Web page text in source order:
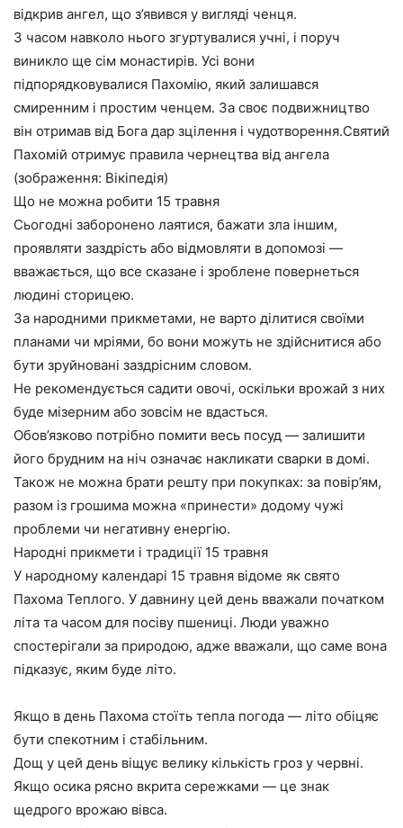
відкрив ангел, що з’явився у вигляді ченця.
З часом навколо нього згуртувалися учні, і поруч
виникло ще сім монастирів. Усі вони
підпорядковувалися Пахомію, який залишався
смиренним і простим ченцем. За своє подвижництво
він отримав від Бога дар зцілення і чудотворення.Святий
Пахомій отримує правила чернецтва від ангела
(зображення: Вікіпедія)
Що не можна робити 15 травня
Сьогодні заборонено лаятися, бажати зла іншим,
проявляти заздрість або відмовляти в допомозі —
вважається, що все сказане і зроблене повернеться
людині сторицею.
За народними прикметами, не варто ділитися своїми
планами чи мріями, бо вони можуть не здійснитися або
бути зруйновані заздрісним словом.
Не рекомендується садити овочі, оскільки врожай з них
буде мізерним або зовсім не вдасться.
Обов’язково потрібно помити весь посуд — залишити
його брудним на ніч означає накликати сварки в домі.
Також не можна брати решту при покупках: за повір’ям,
разом із грошима можна «принести» додому чужі
проблеми чи негативну енергію.
Народні прикмети і традиції 15 травня
У народному календарі 15 травня відоме як свято
Пахома Теплого. У давнину цей день вважали початком
літа та часом для посіву пшениці. Люди уважно
спостерігали за природою, адже вважали, що саме вона
підказує, яким буде літо.
Якщо в день Пахома стоїть тепла погода — літо обіцяє
бути спекотним і стабільним.
Дощ у цей день віщує велику кількість гроз у червні.
Якщо осика рясно вкрита сережками — це знак
щедрого врожаю вівса.